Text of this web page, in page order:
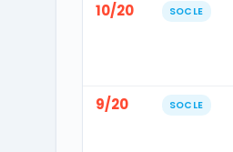
10/20 SOCLE
9/20 SOCLE